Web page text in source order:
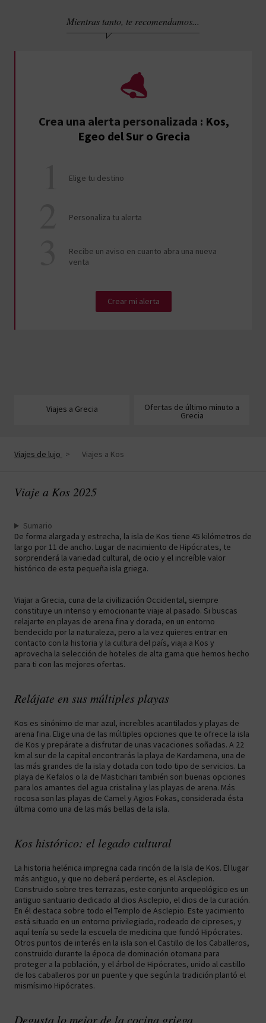
Mientras tanto, te recomendamos...
Crea una alerta personalizada : Kos,
Egeo del Sur o Grecia
Elige tu destino
Personaliza tu alerta
Recibe un aviso en cuanto abra una nueva
venta
Crear mi alerta
Viajes a Grecia Ofertas de último minuto a
Grecia
Viajes de lujo > Viajes a Kos
Viaje a Kos 2025
Sumario
De forma alargada y estrecha, la isla de Kos tiene 45 kilómetros de
largo por 11 de ancho. Lugar de nacimiento de Hipócrates, te
sorprenderá la variedad cultural, de ocio y el increíble valor
histórico de esta pequeña isla griega.
Viajar a Grecia, cuna de la civilización Occidental, siempre
constituye un intenso y emocionante viaje al pasado. Si buscas
relajarte en playas de arena fina y dorada, en un entorno
bendecido por la naturaleza, pero a la vez quieres entrar en
contacto con la historia y la cultura del país, viaja a Kos y
aprovecha la selección de hoteles de alta gama que hemos hecho
para ti con las mejores ofertas.
Relájate en sus múltiples playas
Kos es sinónimo de mar azul, increíbles acantilados y playas de
arena fina. Elige una de las múltiples opciones que te ofrece la isla
de Kos y prepárate a disfrutar de unas vacaciones soñadas. A 22
km al sur de la capital encontrarás la playa de Kardamena, una de
las más grandes de la isla y dotada con todo tipo de servicios. La
playa de Kefalos o la de Mastichari también son buenas opciones
para los amantes del agua cristalina y las playas de arena. Más
rocosa son las playas de Camel y Agios Fokas, considerada ésta
última como una de las más bellas de la isla.
Kos histórico: el legado cultural
La historia helénica impregna cada rincón de la Isla de Kos. El lugar
más antiguo, y que no deberá perderte, es el Asclepion.
Construido sobre tres terrazas, este conjunto arqueológico es un
antiguo santuario dedicado al dios Asclepio, el dios de la curación.
En él destaca sobre todo el Templo de Asclepio. Este yacimiento
está situado en un entorno privilegiado, rodeado de cipreses, y
aquí tenía su sede la escuela de medicina que fundó Hipócrates.
Otros puntos de interés en la isla son el Castillo de los Caballeros,
construido durante la época de dominación otomana para
proteger a la población, y el árbol de Hipócrates, unido al castillo
de los caballeros por un puente y que según la tradición plantó el
mismísimo Hipócrates.
Degusta lo mejor de la cocina griega